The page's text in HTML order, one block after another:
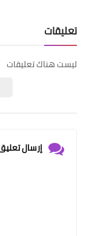
تعليقات
ليست هناك تعليقات
إرسال